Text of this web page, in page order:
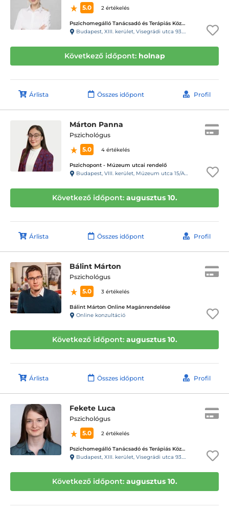
5.0
2 értékelés
Pszichomegálló Tanácsadó és Terápiás Központ - Visegrádi utca
Budapest, XIII. kerület, Visegrádi utca 93.C. fszt3.
Következő időpont: holnap
Árlista Összes időpont Profil
Márton Panna
Pszichológus
5.0
4 értékelés
Pszichopont - Múzeum utcai rendelő
Budapest, VIII. kerület, Múzeum utca 15/A. Fsz/1. ajtó (11-es kapucsengő)
Következő időpont: augusztus 10.
Árlista Összes időpont Profil
Bálint Márton
Pszichológus
5.0
3 értékelés
Bálint Márton Online Magánrendelése
Online konzultáció
Következő időpont: augusztus 10.
Árlista Összes időpont Profil
Fekete Luca
Pszichológus
5.0
2 értékelés
Pszichomegálló Tanácsadó és Terápiás Központ - Visegrádi utca
Budapest, XIII. kerület, Visegrádi utca 93.C. fszt3.
Következő időpont: augusztus 10.